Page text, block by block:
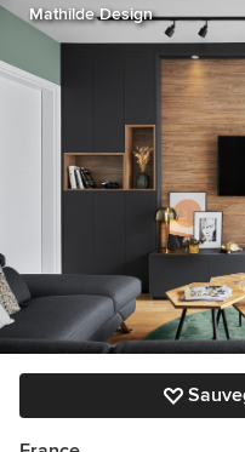
Mathilde Design